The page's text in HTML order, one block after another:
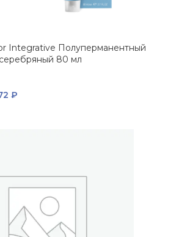
Integrative Полуперманентный
80 мл
₽